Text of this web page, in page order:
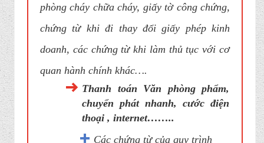
phòng cháy chữa cháy, giấy tờ công chứng,
chứng từ khi đi thay đổi giấy phép kinh
doanh, các chứng từ khi làm thủ tục với cơ
quan hành chính khác….
Thanh toán Văn phòng phẩm,
chuyển phát nhanh, cước điện
thoại , internet……..
Các chứng từ của quy trình